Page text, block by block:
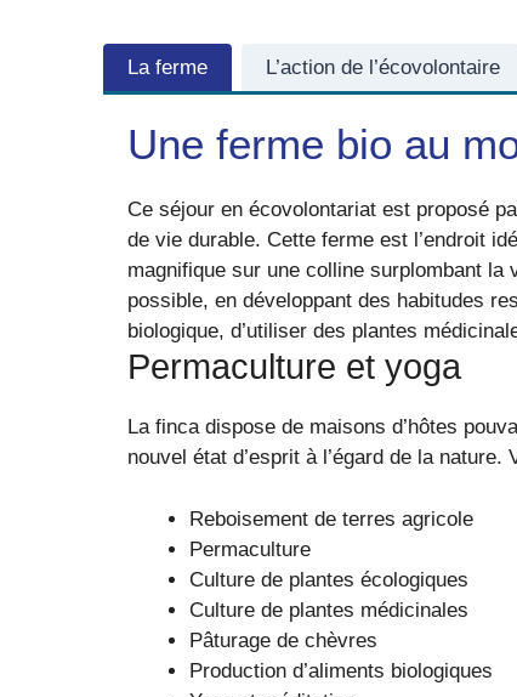
La ferme L’action de l’écovolontaire
Une ferme bio au
Ce séjour en écovolontariat est proposé
de vie durable. Cette ferme est l’endroit
magnifique sur une colline surplombant
possible, en développant des habitudes
biologique, d’utiliser des plantes
Permaculture et yoga
La finca dispose de maisons d’hôtes
nouvel état d’esprit à l’égard de la
Reboisement de terres agricole
Permaculture
Culture de plantes écologiques
Culture de plantes médicinales
Pâturage de chèvres
Production d’aliments biologiques